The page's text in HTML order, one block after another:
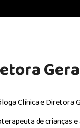
Clínica e Diretora
de crianças